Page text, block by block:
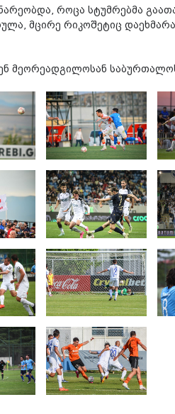
როცა სტუმრებმა
მცირე რიკოშეტიც
მეორეადგილოსან